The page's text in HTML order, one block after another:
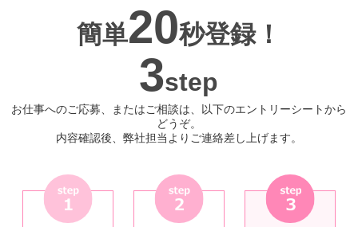
簡単20秒登録！
3step
お仕事へのご応募、またはご相談は、以下のエントリーシートから
どうぞ。
内容確認後、弊社担当よりご連絡差し上げます。